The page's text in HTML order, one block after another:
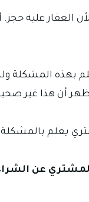
العقار عليه
بهذه
ظهر أن هذا غير
يعلم
المشتري عن